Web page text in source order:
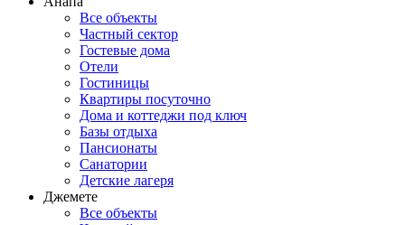
Все объекты
Частный сектор
Гостевые дома
Отели
Гостиницы
Квартиры посуточно
Дома и коттеджи под ключ
Базы отдыха
Пансионаты
Санатории
Детские лагеря
Джемете
Все объекты